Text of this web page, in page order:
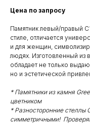
Цена по запросу
Памятник левый/правый
стиле, отличается
и для женщин,
людях. Изготовленный из
обладает не только
но и эстетической
* Памятники из камня
цветником
* Разносторонние стеллы
симметричными!